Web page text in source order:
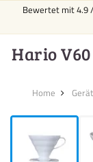
Bewertet mit4.9/
Hario
Home